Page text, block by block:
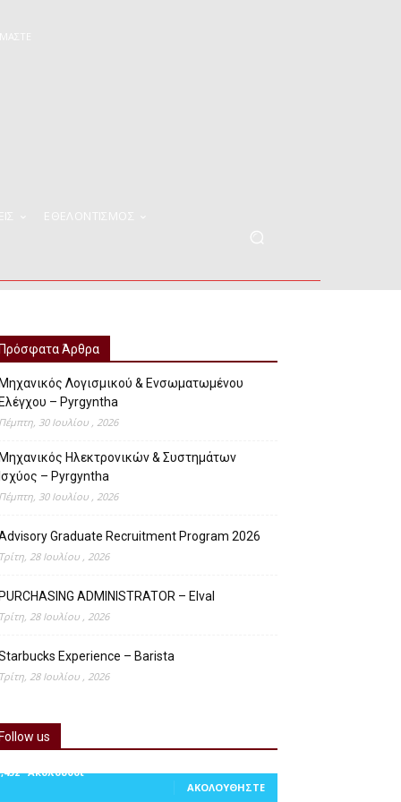
ΕΘΕΛΟΝΤΙΣΜΟΣ
Πρόσφατα Άρθρα
Μηχανικός Λογισμικού & Ενσωματωμένου
Ελέγχου – Pyrgyntha
Πέμπτη, 30 Ιουλίου , 2026
Μηχανικός Ηλεκτρονικών & Συστημάτων
Ισχύος – Pyrgyntha
Πέμπτη, 30 Ιουλίου , 2026
Graduate Recruitment Program 2026
Τρίτη, 28 Ιουλίου , 2026
PURCHASING ADMINISTRATOR – Elval
Τρίτη, 28 Ιουλίου , 2026
Experience – Barista
Τρίτη, 28 Ιουλίου , 2026
Follow us
Ακόλουθοι
ΑΚΟΛΟΥΘΉΣΤΕ